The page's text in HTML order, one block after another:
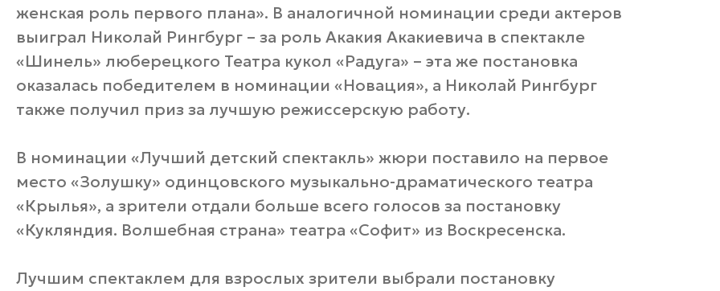
женская роль первого плана». В аналогичной номинации среди актеров
выиграл Николай Рингбург – за роль Акакия Акакиевича в спектакле
«Шинель» люберецкого Театра кукол «Радуга» – эта же постановка
оказалась победителем в номинации «Новация», а Николай Рингбург
также получил приз за лучшую режиссерскую работу.
В номинации «Лучший детский спектакль» жюри поставило на первое
место «Золушку» одинцовского музыкально-драматического театра
«Крылья», а зрители отдали больше всего голосов за постановку
«Кукляндия. Волшебная страна» театра «Софит» из Воскресенска.
Лучшим спектаклем для взрослых зрители выбрали постановку